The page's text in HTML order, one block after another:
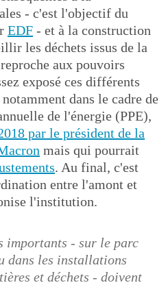
- c'est l'objectif du
EDF - et à la construction
les déchets issus de la
aux pouvoirs
exposé ces différents
dans le cadre de
de l'énergie (PPE),
par le président de la
mais qui pourrait
. Au final, c'est
entre l'amont et
l'institution.
importants - sur le parc
dans les installations
et déchets - doivent